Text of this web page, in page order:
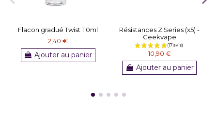
Flacon gradué Twist 110ml
2,40 €
Ajouter au panier
Résistances Z Series (x5) -
Geekvape
10,90 €
Ajouter au panier